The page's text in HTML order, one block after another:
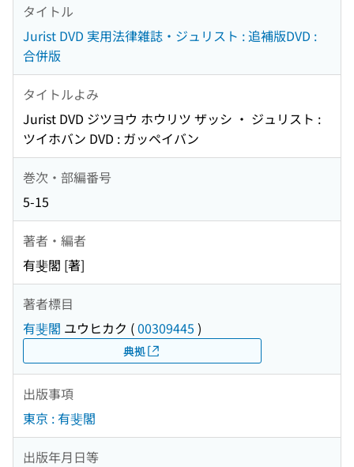
タイトル
Jurist DVD 実用法律雑誌・ジュリスト : 追補版DVD :
合併版
タイトルよみ
Jurist DVD ジツヨウ ホウリツ ザッシ ・ ジュリスト :
ツイホバン DVD : ガッペイバン
巻次・部編番号
5-15
著者・編者
有斐閣 [著]
著者標目
有斐閣 ユウヒカク (00309445 )
典拠
出版事項
東京 : 有斐閣
出版年月日等